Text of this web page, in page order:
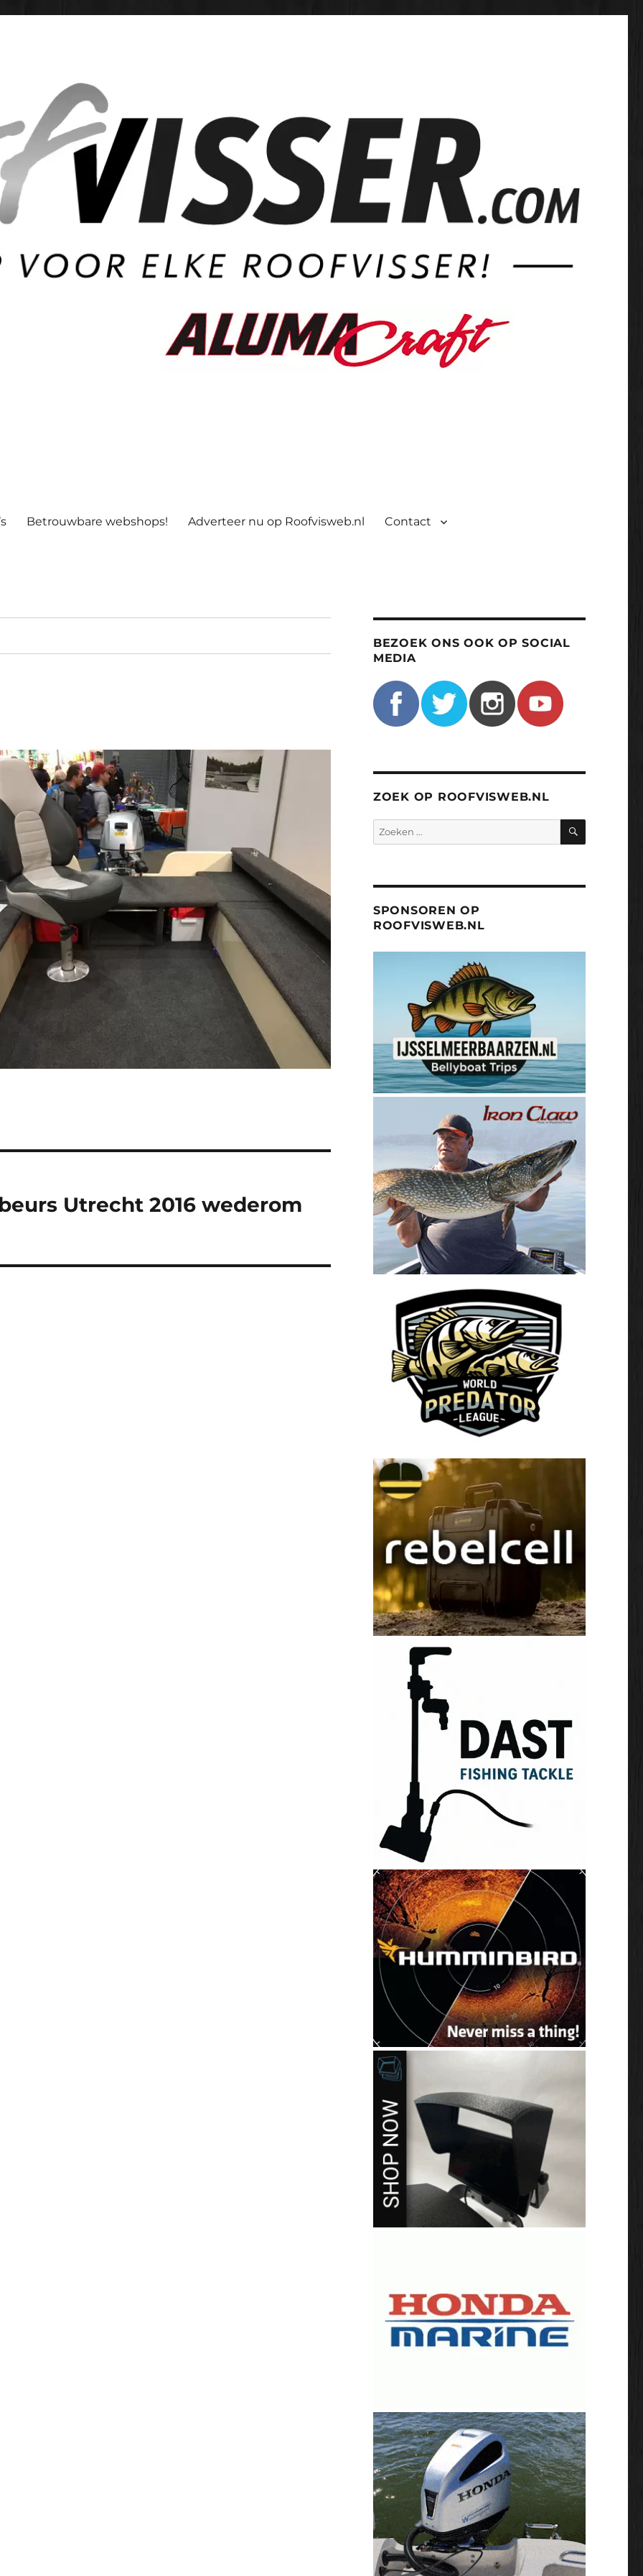
Betrouwbare webshops! Adverteer nu op Roofvisweb.nl Contact
Utrecht 2016 wederom
BEZOEK ONS OOK OP SOCIAL
MEDIA
ZOEK OP ROOFVISWEB.NL
Zoeken
naar:
ZOEKEN
SPONSOREN OP
ROOFVISWEB.NL